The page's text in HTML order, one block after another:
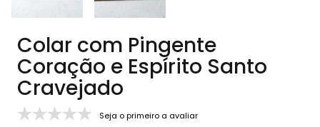
Colar com Pingente
Coração e Espírito Santo
Cravejado
Seja o primeiro a avaliar